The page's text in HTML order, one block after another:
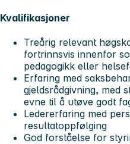
Kvalifikasjoner
Treårig relevant
fortrinnsvis innenfor
pedagogikk eller
Erfaring med
gjeldsrådgivning, med
evne til å utøve godt
Ledererfaring med
resultatoppfølging
God forståelse for